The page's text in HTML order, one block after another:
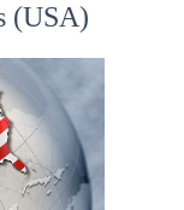
(USA)